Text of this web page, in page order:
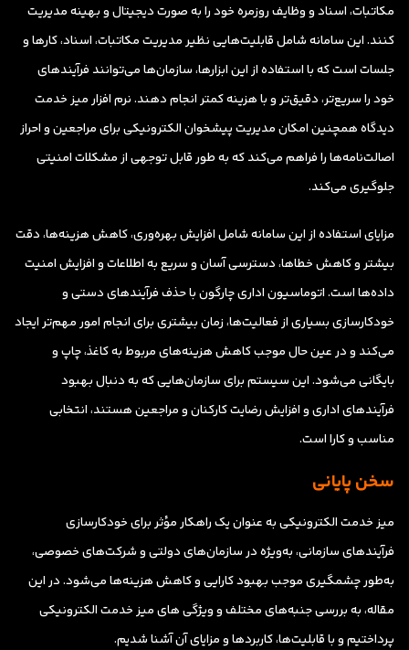
مکاتبات، اسناد و وظایف روزمره خود را به صورت دیجیتال و بهینه مدیریت
کنند. این سامانه شامل قابلیت‌هایی نظیر مدیریت مکاتبات، اسناد، کارها و
جلسات است که با استفاده از این ابزارها، سازمان‌ها می‌توانند فرآیندهای
خود را سریع‌تر، دقیق‌تر و با هزینه کمتر انجام دهند. نرم افزار میز خدمت
دیدگاه همچنین امکان مدیریت پیشخوان الکترونیکی برای مراجعین و احراز
اصالت‌نامه‌ها را فراهم می‌کند که به طور قابل توجهی از مشکلات امنیتی
جلوگیری می‌کند.
مزایای استفاده از این سامانه شامل افزایش بهره‌وری، کاهش هزینه‌ها، دقت
بیشتر و کاهش خطاها، دسترسی آسان و سریع به اطلاعات و افزایش امنیت
داده‌ها است. اتوماسیون اداری چارگون با حذف فرآیندهای دستی و
خودکارسازی بسیاری از فعالیت‌ها، زمان بیشتری برای انجام امور مهم‌تر ایجاد
می‌کند و در عین حال موجب کاهش هزینه‌های مربوط به کاغذ، چاپ و
بایگانی می‌شود. این سیستم برای سازمان‌هایی که به دنبال بهبود
فرآیندهای اداری و افزایش رضایت کارکنان و مراجعین هستند، انتخابی
مناسب و کارا است.
سخن پایانی
میز خدمت الکترونیکی به عنوان یک راهکار مؤثر برای خودکارسازی
فرآیندهای سازمانی، به‌ویژه در سازمان‌های دولتی و شرکت‌های خصوصی،
به‌طور چشمگیری موجب بهبود کارایی و کاهش هزینه‌ها می‌شود. در این
مقاله، به بررسی جنبه‌های مختلف و ویژگی های میز خدمت الکترونیکی
پرداختیم و با قابلیت‌ها، کاربردها و مزایای آن آشنا شدیم.